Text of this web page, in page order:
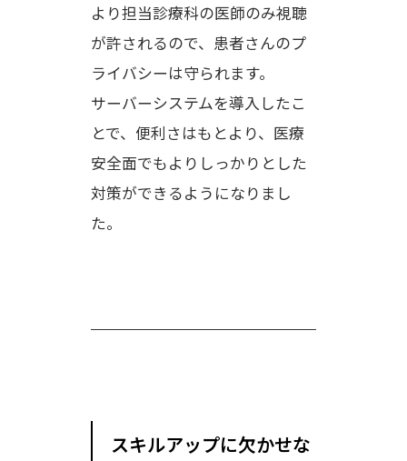
より担当診療科の医師のみ視聴
が許されるので、患者さんのプ
ライバシーは守られます。
サーバーシステムを導入したこ
とで、便利さはもとより、医療
安全面でもよりしっかりとした
対策ができるようになりまし
た。
スキルアップに欠かせな